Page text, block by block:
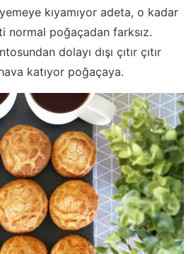
kıyamıyor adeta, o kadar
normal poğaçadan farksız.
dolayı dışı çıtır çıtır
katıyor poğaçaya.